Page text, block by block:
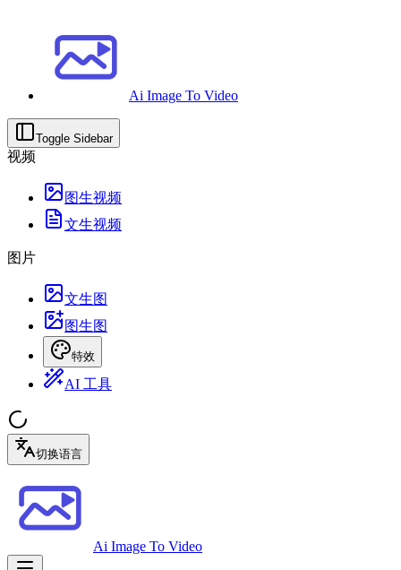
Ai Image To Video
Toggle Sidebar
视频
图生视频
文生视频
图片
文生图
图生图
特效
AI 工具
切换语言
Ai Image To Video